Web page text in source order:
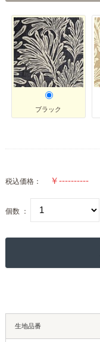
ブラック
税込価格：
個数 ：
生地品番